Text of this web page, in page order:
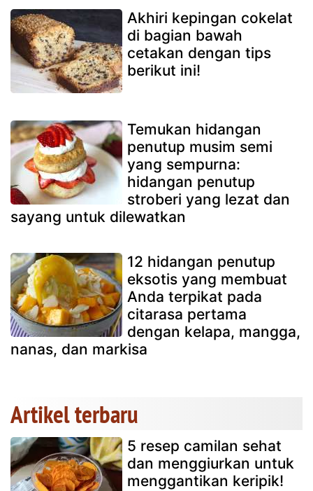
Akhiri kepingan cokelat
di bagian bawah
cetakan dengan tips
berikut ini!
Temukan hidangan
penutup musim semi
yang sempurna:
hidangan penutup
stroberi yang lezat dan
sayang untuk dilewatkan
12 hidangan penutup
eksotis yang membuat
Anda terpikat pada
citarasa pertama
dengan kelapa, mangga,
nanas, dan markisa
Artikel terbaru
5 resep camilan sehat
dan menggiurkan untuk
menggantikan keripik!